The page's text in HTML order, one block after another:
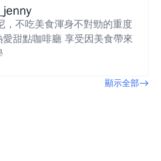
，不吃美食渾身不對勁的重度
愛甜點咖啡廳 享受因美食帶來
顯示全部